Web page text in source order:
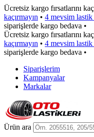
Ücretsiz kargo fırsatlarını
kaçırmayın • 4 mevsim
siparişlerde kargo bedava •
Ücretsiz kargo fırsatlarını
kaçırmayın • 4 mevsim
siparişlerde kargo bedava •
Siparişlerim
Kampanyalar
Markalar
Ürün ara